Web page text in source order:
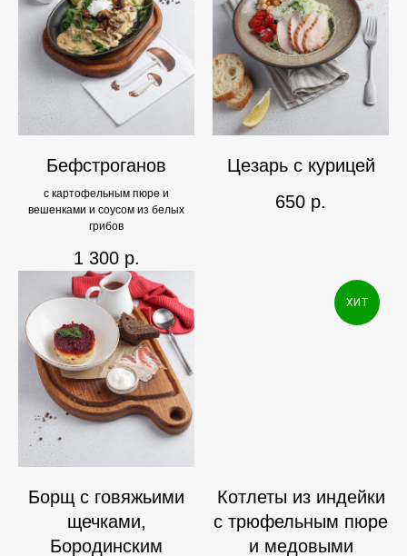
Бефстроганов
с картофельным пюре и
вешенками и соусом из белых
грибов
1 300 р.
Цезарь с курицей
650 р.
Борщ с говяжьими
щечками,
Бородинским
ХИТ
Котлеты из индейки
с трюфельным пюре
и медовыми